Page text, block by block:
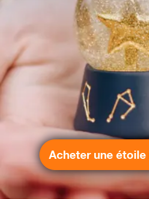
Acheter une